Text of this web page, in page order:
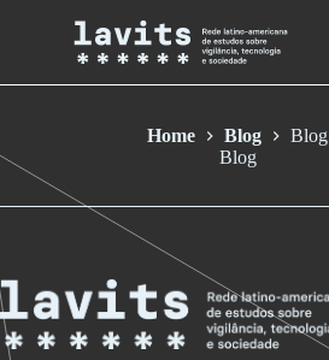
Home Blog
Blog
Blog